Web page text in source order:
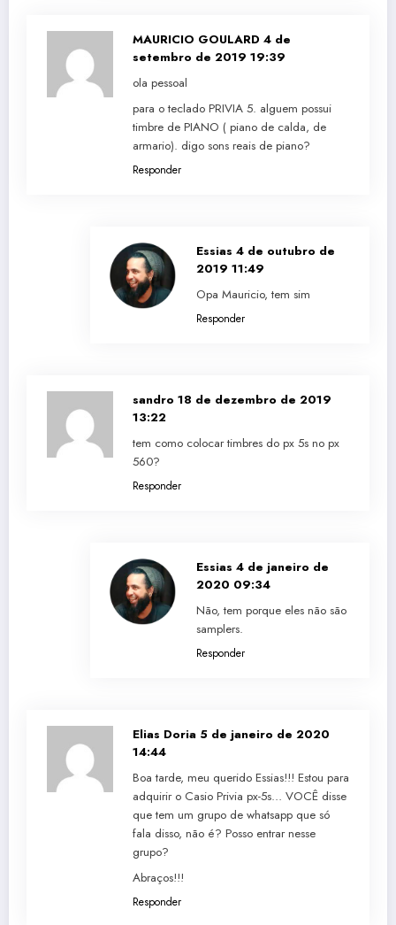
MAURICIO GOULARD 4 de
setembro de 2019 19:39
ola pessoal
para o teclado PRIVIA 5. alguem possui
timbre de PIANO ( piano de calda, de
armario). digo sons reais de piano?
Responder
Essias 4 de outubro de
2019 11:49
Opa Mauricio, tem sim
Responder
sandro 18 de dezembro de 2019
13:22
tem como colocar timbres do px 5s no px
560?
Responder
Essias 4 de janeiro de
2020 09:34
Não, tem porque eles não são
samplers.
Responder
Elias Doria 5 de janeiro de 2020
14:44
Boa tarde, meu querido Essias!!! Estou para
adquirir o Casio Privia px-5s… VOCÊ disse
que tem um grupo de whatsapp que só
fala disso, não é? Posso entrar nesse
grupo?
Abraços!!!
Responder